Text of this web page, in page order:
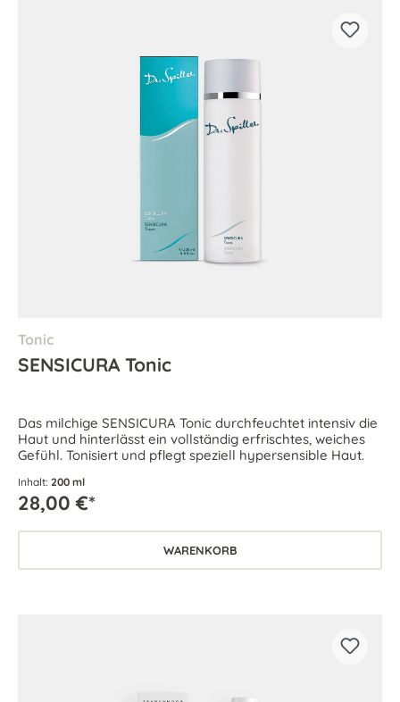
Tonic
SENSICURA Tonic
Das milchige SENSICURA Tonic durchfeuchtet intensiv die
Haut und hinterlässt ein vollständig erfrischtes, weiches
Gefühl. Tonisiert und pflegt speziell hypersensible Haut.
Inhalt: 200 ml
28,00 €*
WARENKORB